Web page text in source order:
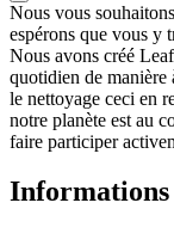
Nous vous
espérons que vous y
Nous avons créé
quotidien de manière
le nettoyage ceci en
notre planète est au
faire participer
Informations